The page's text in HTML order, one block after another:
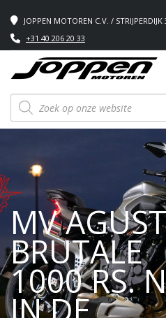
JOPPEN MOTOREN C.V. /
+31 40 206 20 33
Producten
zoeken
MV
BRUTALE
1000 RS.